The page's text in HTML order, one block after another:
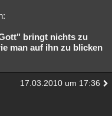
bringt nichts zu
man auf ihn zu blicken
17.03.2010 um 17:36